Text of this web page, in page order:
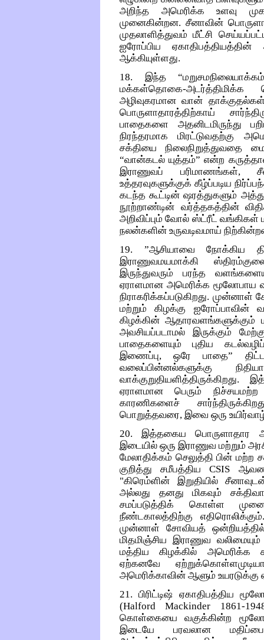
அறிந்த அமெரிக்க உளவு
முனைகின்றன. சீனாவின்
முதலாளித்துவம் மீட்சி
ஐரோப்பிய
ஆக்கியுள்ளது.
18. இந்த
மக்கள்தொகை-அடர்த்திமிக்க
அழிவுகரமான வான்
பொருளாதாரத்திற்காய்
பாதைகளை அதனிடமிருந்து
நிரந்தரமாக மிரட்டுவதற்கு
சக்தியை நிலைநிறுத்துவதை
“வான்கடல் யுத்தம்” என்ற
இராணுவப் பரிமாணங்கள்,
உத்தரவுகளுக்குக் கீழ்ப்படிய
கடந்த கூட்டின் ஷரத்துகளும்
நூற்றாண்டின் வர்த்தகத்தின்
அறிவிப்பும் வோல் ஸ்ட்ரீட்
நலன்களின் உருவடிவமாய்
19. ”ஆசியாவை நோக்கிய
இராணுவமயமாக்கி
இருந்துவரும் பரந்த
ஏராளமான அமெரிக்க மூலோபாய
நிராகரிக்கப்படுகிறது.
மற்றும் கிழக்கு ஐரோப்பாவின்
கிழக்கின் ஆதாரவளங்களுக்கும்
அவசியப்படாமல் இருக்கும்
பாதைகளையும் புதிய
இணைப்பு, ஒரே பாதை”
வலைப்பின்னல்களுக்கு
ஏராளமான பெரும்
காரணிகளைச்
பொறுத்தவரை, இவை ஒரு
20. இத்தகைய பொருளாதார
இடையில் ஒரு இராணுவ மற்றும்
மேலாதிக்கம் செலுத்தி பின் மற்ற
குறித்து சமீபத்திய CSIS
"கிரெம்ளின் இறுதியில்
அல்லது தனது மிகவும்
சமப்படுத்திக் கொள்ள
நீண்டகாலத்திற்கு
முன்னாள் சோவியத் ஒன்றியத்தில்
மிதமிஞ்சிய இராணுவ
மத்திய கிழக்கில் அமெரிக்க
ஏற்கனவே
அமெரிக்காவின் ஆளும்
21. பிரிட்டிஷ் ஏகாதிபத்திய
(Halford Mackinder 1861-
கொள்கையை வகுக்கின்ற
இடையே பரவலான